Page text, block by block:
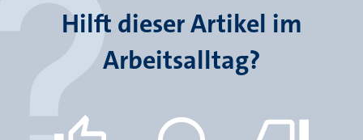
Hilft dieser Artikel im
Arbeitsalltag?